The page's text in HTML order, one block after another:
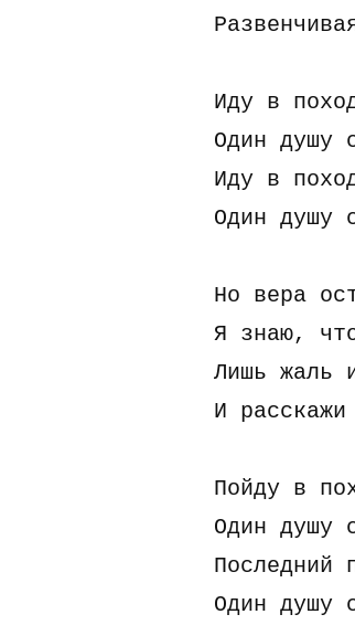
Идy в
Один дyшy
Идy в
Один дyшy
Hо веpа
Я знаю,
Лишь жаль
И
Пойдy в
Один дyшy
Последний
Один дyшy